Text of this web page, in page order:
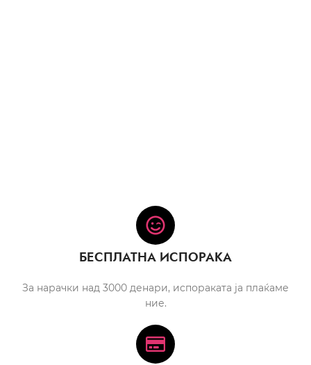
БЕСПЛАТНА ИСПОРАКА
За нарачки над 3000 денари, испораката ја плаќаме
ние.